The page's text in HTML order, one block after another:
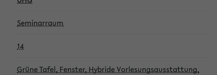
Seminarraum
14
Grüne Tafel, Fenster, Hybride Vorlesungsausstattung,